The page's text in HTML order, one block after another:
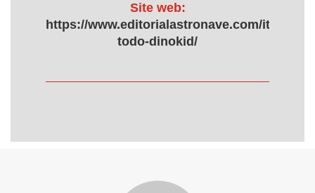
Site web:
https://www.editorialastronave.com/item/es/
todo-dinokid/